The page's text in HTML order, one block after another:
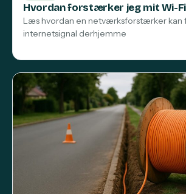
Hvordan forstærker jeg mit Wi-
Læs hvordan en netværksforstærker kan
internetsignal derhjemme